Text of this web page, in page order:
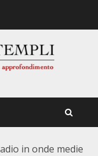
in onde medie